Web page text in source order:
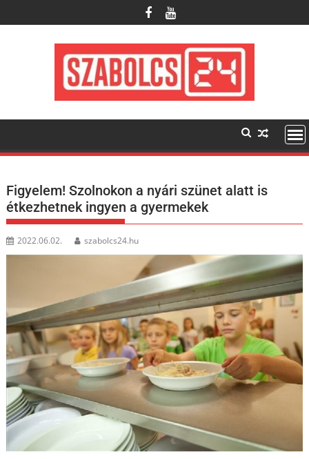
to
Figyelem! Szolnokon a nyári szünet alatt is
étkezhetnek ingyen a gyermekek
2022.06.02. szabolcs24.hu